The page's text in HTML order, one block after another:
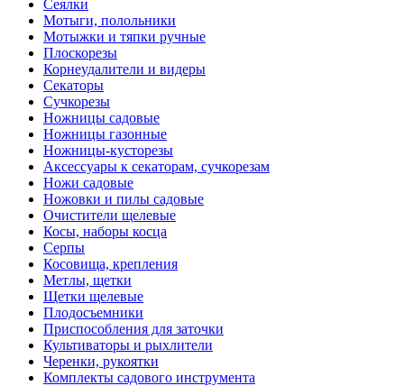
Сеялки
Мотыги, полольники
Мотыжки и тяпки ручные
Плоскорезы
Корнеудалители и видеры
Секаторы
Сучкорезы
Ножницы садовые
Ножницы газонные
Ножницы-кусторезы
Аксессуары к секаторам, сучкорезам
Ножи садовые
Ножовки и пилы садовые
Очистители щелевые
Косы, наборы косца
Серпы
Косовища, крепления
Метлы, щетки
Щетки щелевые
Плодосъемники
Приспособления для заточки
Культиваторы и рыхлители
Черенки, рукоятки
Комплекты садового инструмента